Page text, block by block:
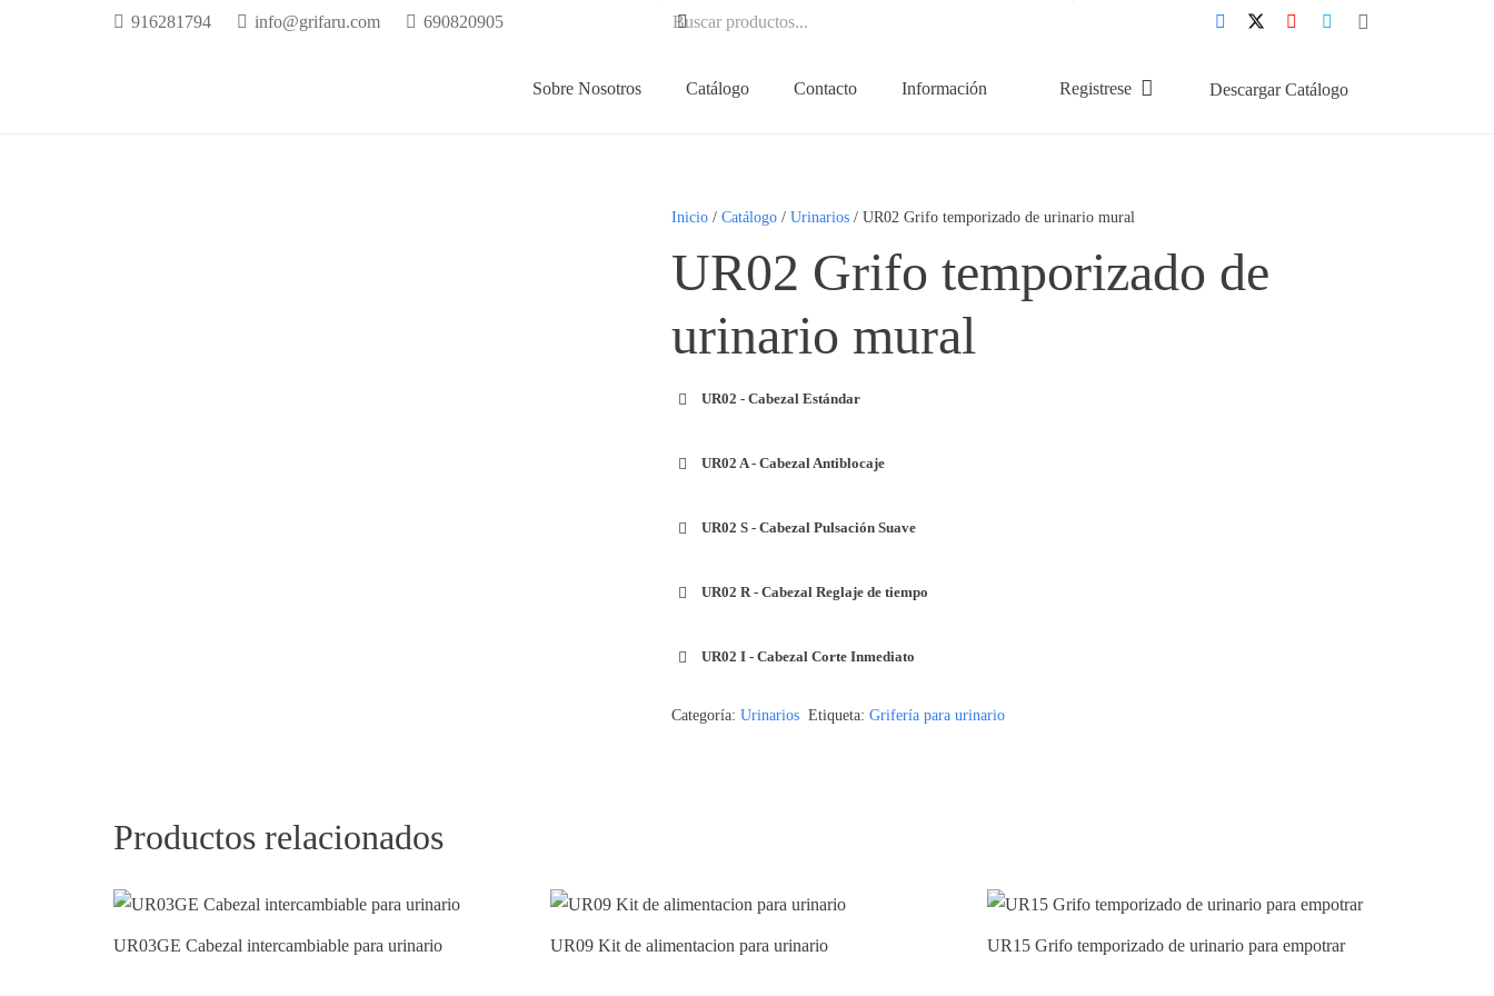
916281794 info@grifaru.com 690820905
Sobre Nosotros Catálogo Contacto Información Registrese Descargar Catálogo
Inicio/ Catálogo/ Urinarios/ UR02 Grifo temporizado de urinario mural
UR02 Grifo temporizado de
urinario mural
UR02 - Cabezal Estándar
UR02 A - Cabezal Antiblocaje
UR02 S - Cabezal Pulsación Suave
UR02 R - Cabezal Reglaje de tiempo
UR02 I - Cabezal Corte Inmediato
Categoría: Urinarios Etiqueta:Grifería para urinario
Productos relacionados
UR03GE Cabezal intercambiable para urinario UR09 Kit de alimentacion para urinario UR15 Grifo temporizado de urinario para empotrar